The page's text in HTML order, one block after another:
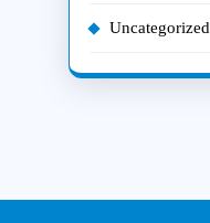
Uncategorized